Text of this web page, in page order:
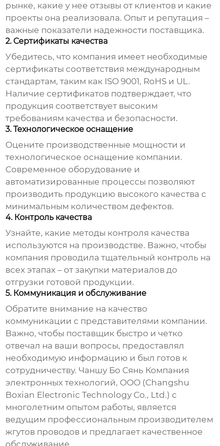
рынке, какие у нее отзывы от клиентов и какие
проекты она реализовала. Опыт и репутация –
важные показатели надежности поставщика.
2. Сертификаты качества
Убедитесь, что компания имеет необходимые
сертификаты соответствия международным
стандартам, таким как ISO 9001, RoHS и UL.
Наличие сертификатов подтверждает, что
продукция соответствует высоким
требованиям качества и безопасности.
3. Технологическое оснащение
Оцените производственные мощности и
технологическое оснащение компании.
Современное оборудование и
автоматизированные процессы позволяют
производить продукцию высокого качества с
минимальным количеством дефектов.
4. Контроль качества
Узнайте, какие методы контроля качества
используются на производстве. Важно, чтобы
компания проводила тщательный контроль на
всех этапах – от закупки материалов до
отгрузки готовой продукции.
5. Коммуникация и обслуживание
Обратите внимание на качество
коммуникации с представителями компании.
Важно, чтобы поставщик быстро и четко
отвечал на ваши вопросы, предоставлял
необходимую информацию и был готов к
сотрудничеству. Чаншу Бо Сянь Компания
электронных технологий, ООО (Changshu
Boxian Electronic Technology Co., Ltd.) с
многолетним опытом работы, является
ведущим профессиональным производителем
жгутов проводов и предлагает качественное